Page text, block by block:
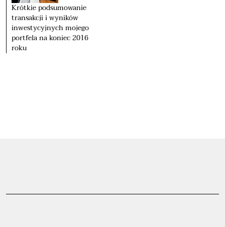
Krótkie podsumowanie
transakcji i wyników
inwestycyjnych mojego
portfela na koniec 2016
roku